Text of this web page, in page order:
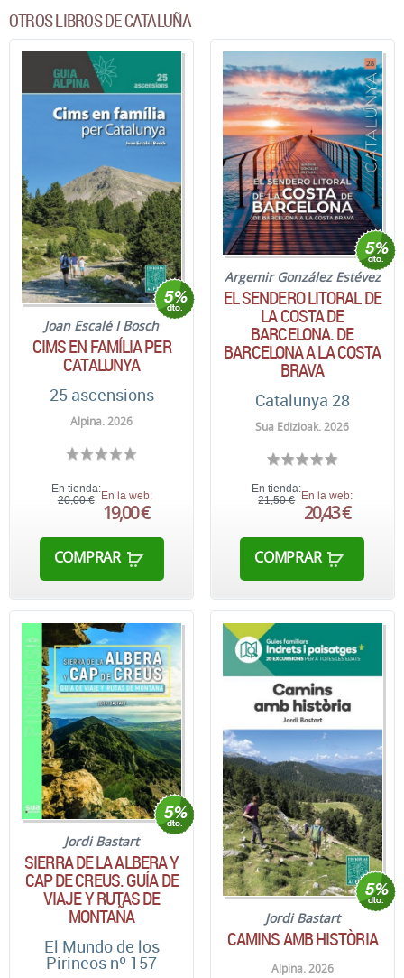
OTROS LIBROS DE CATALUÑA
Joan Escalé I Bosch
CIMS EN FAMÍLIA PER
CATALUNYA
25 ascensions
Alpina. 2026
En tienda:
20,00 € En la web:
19,00 €
COMPRAR
Argemir González Estévez
EL SENDERO LITORAL DE
LA COSTA DE
BARCELONA. DE
BARCELONA A LA COSTA
BRAVA
Catalunya 28
Sua Edizioak. 2026
En tienda:
21,50 € En la web:
20,43 €
COMPRAR
Jordi Bastart
SIERRA DE LA ALBERA Y
CAP DE CREUS. GUÍA DE
VIAJE Y RUTAS DE
MONTAÑA
El Mundo de los
Pirineos nº 157
Jordi Bastart
CAMINS AMB HISTÒRIA
Alpina. 2026